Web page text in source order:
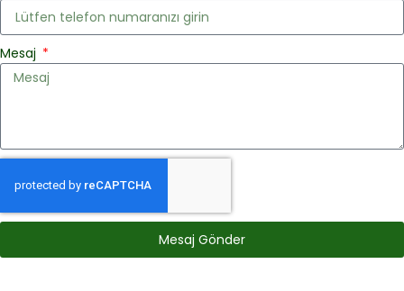
Mesaj
Mesaj Gönder